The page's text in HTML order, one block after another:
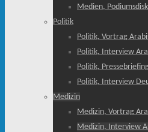
Medien,
Politik
Politik, Vortrag
Politik, Interview
Politik,
Politik, Interview
Medizin
Medizin, Vortrag
Medizin, Interview